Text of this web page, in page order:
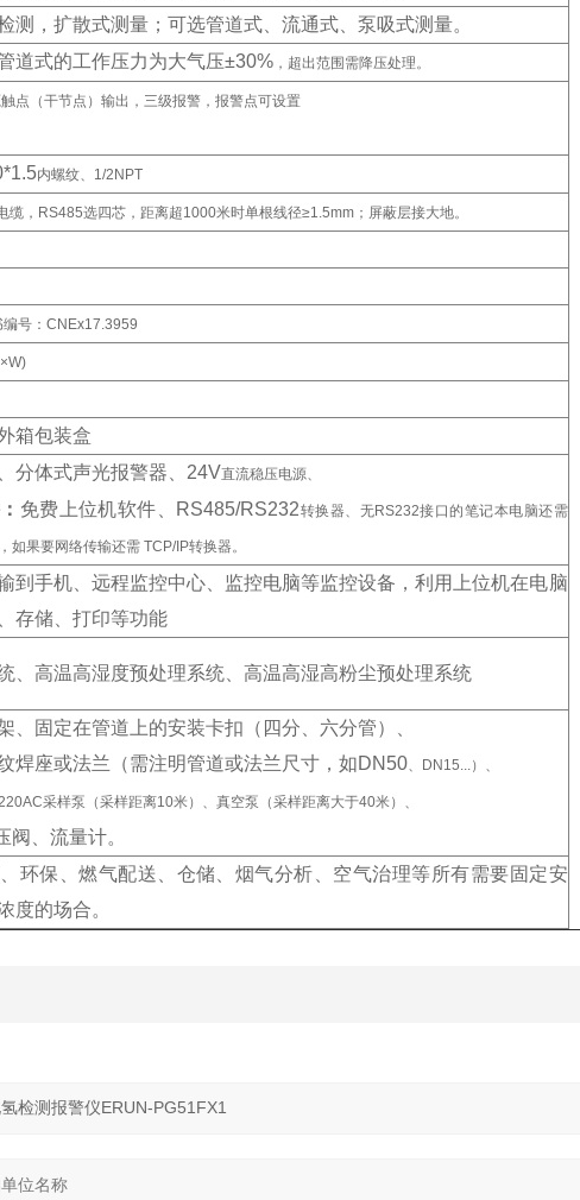
测，扩散式测量；可选管道式、流通式、泵吸式测量。
道式的工作压力为大气压±30%，超出范围需降压处理。
点（干节点）输出，三级报警，报警点可设置
内螺纹、1/2NPT
缆，RS485选四芯，距离超1000米时单根线径≥1.5mm；屏蔽层接大地。
编号：CNEx17.3959
箱包装盒
分体式声光报警器、24V直流稳压电源、
免费上位机软件、RS485/RS232转换器、无RS232接口的笔记本电脑还需
如果要网络传输还需 TCP/IP转换器。
到手机、远程监控中心、监控电脑等监控设备，利用上位机在电脑
存储、打印等功能
、高温高湿度预处理系统、高温高湿高粉尘预处理系统
、固定在管道上的安装卡扣（四分、六分管）、
焊座或法兰（需注明管道或法兰尺寸，如DN50、DN15...）、
采样泵（采样距离10米）、真空泵（采样距离大于40米）、
阀、流量计。
环保、燃气配送、仓储、烟气分析、空气治理等所有需要固定安
度的场合。